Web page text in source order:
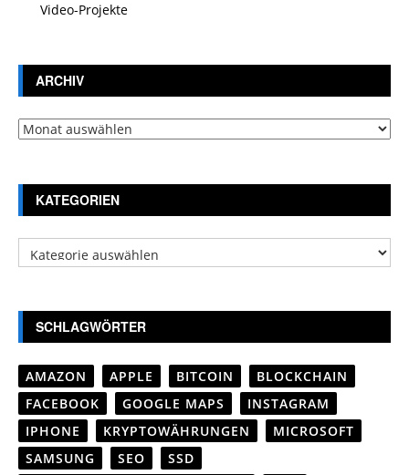
Video-Projekte
ARCHIV
Archiv
KATEGORIEN
Kategorien
SCHLAGWÖRTER
AMAZON APPLE BITCOIN
BLOCKCHAIN
FACEBOOK
GOOGLE MAPS
INSTAGRAM
IPHONE
KRYPTOWÄHRUNGEN
MICROSOFT
SAMSUNG
SEO
SSD